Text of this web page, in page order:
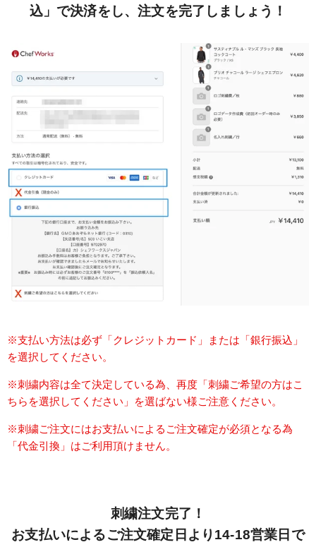
込」で決済をし、注文を完了しましょう！
※支払い方法は必ず「クレジットカード」または「銀行振込」
を選択してください。
※刺繍内容は全て決定している為、再度「刺繍ご希望の方はこ
ちらを選択してください」を選ばない様ご注意ください。
※刺繍ご注文にはお支払いによるご注文確定が必須となる為
「代金引換」はご利用頂けません。
刺繍注文完了！
お支払いによるご注文確定日より14-18営業日で